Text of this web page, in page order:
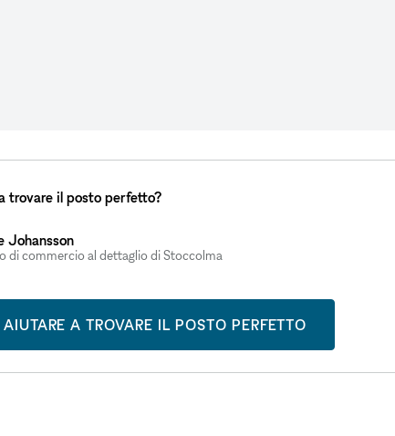
trovare il posto perfetto?
Johansson
di commercio al dettaglio di Stoccolma
A TROVARE IL POSTO PERFETTO